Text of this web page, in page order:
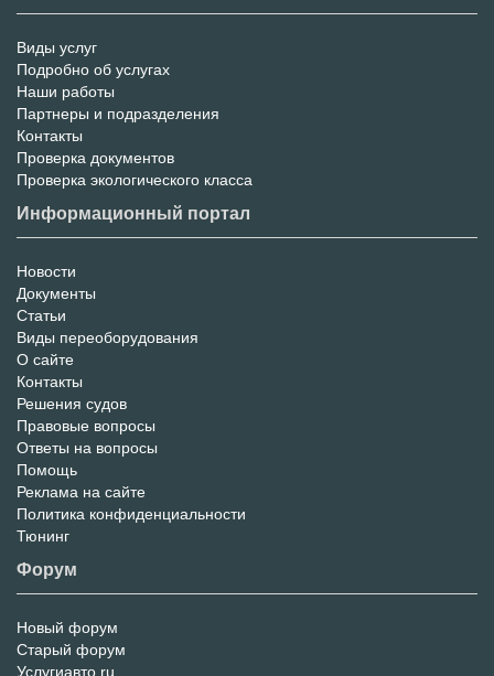
Меню
услуг
Виды услуг
Подробно об услугах
Наши работы
Партнеры и подразделения
Контакты
Проверка документов
Проверка экологического класса
Информационный портал
Информационный
Портал
Новости
Документы
Статьи
Виды переоборудования
О сайте
Контакты
Решения судов
Правовые вопросы
Ответы на вопросы
Помощь
Реклама на сайте
Политика конфиденциальности
Тюнинг
Форум
Форум
Новый форум
Старый форум
Услугиавто.ru